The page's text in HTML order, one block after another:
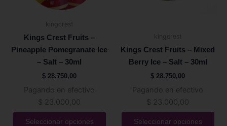
kingcrest
Kings Crest Fruits –
Pineapple Pomegranate Ice
– Salt – 30ml
$ 28.750,00
Pagando en efectivo
$ 23.000,00
Seleccionar opciones
se
en
la
página
de
producto
kingcrest
Kings Crest Fruits – Mixed
Berry Ice – Salt – 30ml
$ 28.750,00
Pagando en efectivo
$ 23.000,00
Seleccionar opciones
la
página
de
producto